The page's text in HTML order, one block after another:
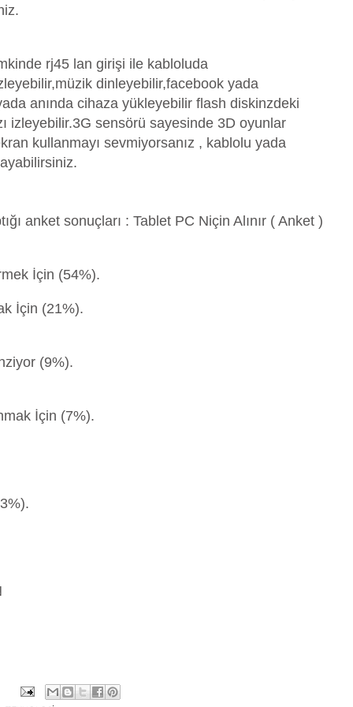
rj45 lan girişi ile kabloluda
dinleyebilir,facebook yada
anında cihaza yükleyebilir flash diskinzdeki
izleyebilir.3G sensörü sayesinde 3D oyunlar
kullanmayı sevmiyorsanız , kablolu yada
anket sonuçları : Tablet PC Niçin Alınır ( Anket )
İçin (54%).
İçin (21%).
(9%).
İçin (7%).